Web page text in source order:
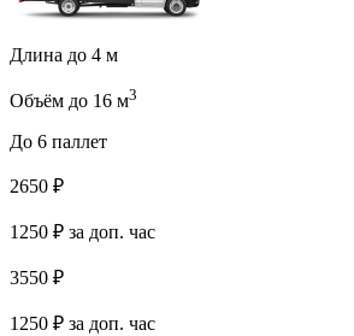
Длина до 4 м
Объём до 16 м3
До 6 паллет
2650 ₽
1250 ₽ за доп. час
3550 ₽
1250 ₽ за доп. час